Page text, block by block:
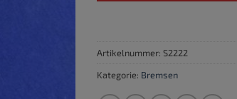
Artikelnummer: S2222
Kategorie: Bremsen